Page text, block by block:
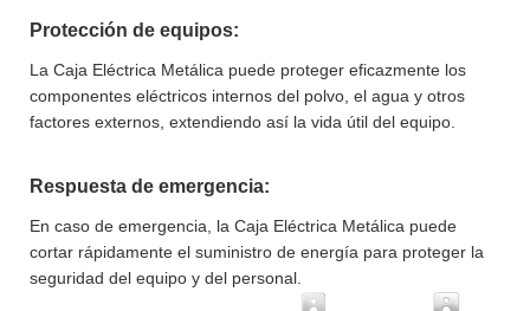
Protección de equipos:
La Caja Eléctrica Metálica puede proteger eficazmente los
componentes eléctricos internos del polvo, el agua y otros
factores externos, extendiendo así la vida útil del equipo.
Respuesta de emergencia:
En caso de emergencia, la Caja Eléctrica Metálica puede
cortar rápidamente el suministro de energía para proteger la
seguridad del equipo y del personal.